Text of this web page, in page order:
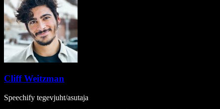
Cliff Weitzman
Speechify tegevjuht/asutaja